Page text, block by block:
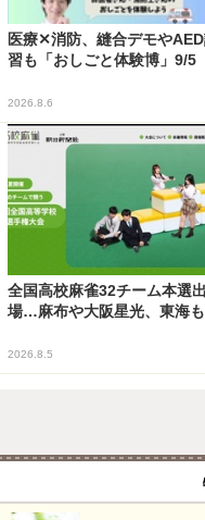
医療✕消防、縫合デモや
習も「おしごと体験博」9/5
2026.8.6
全国高校麻雀32チーム本選出
場…麻布や大阪星光、東海も
2026.8.5